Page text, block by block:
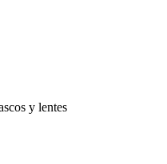
y lentes